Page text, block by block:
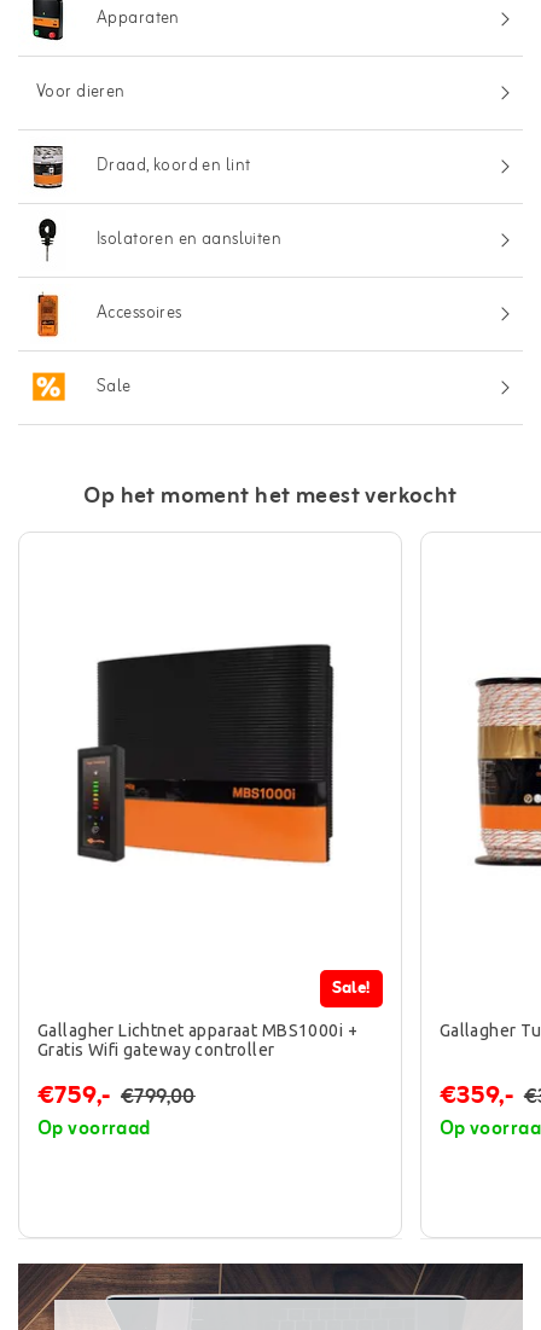
Apparaten
Voor dieren
Draad, koord en lint
Isolatoren en aansluiten
Accessoires
Sale
Op het moment het meest verkocht
Sale!
Gallagher Lichtnet apparaat MBS1000i +
Gratis Wifi gateway controller
€759,- €799,00
Op voorraad
Gallagher
€359,-
Op